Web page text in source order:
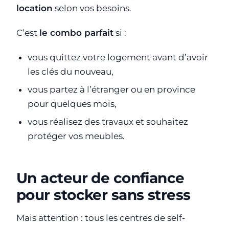
location selon vos besoins.
C’est le combo parfait si :
vous quittez votre logement avant d’avoir
les clés du nouveau,
vous partez à l’étranger ou en province
pour quelques mois,
vous réalisez des travaux et souhaitez
protéger vos meubles.
Un acteur de confiance
pour stocker sans stress
Mais attention : tous les centres de self-